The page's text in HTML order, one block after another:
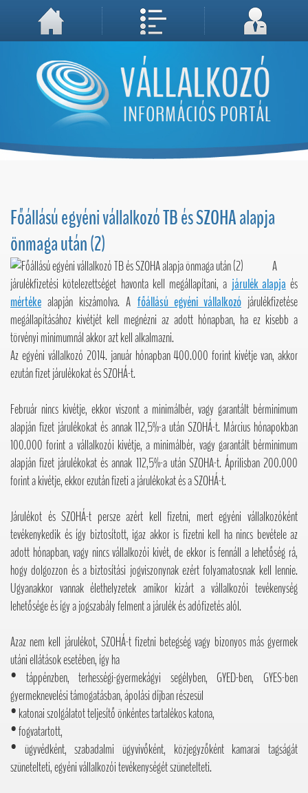
A weboldal használatával Ön elfogadja, hogy Cookie-kat (sütiket) tároljunk számítógépén. A sütik a weboldal megfelelő működéséhez
Megértettem, folytatás...
Főállású egyéni vállalkozó TB és SZOHA alapja
önmaga után (2)
A
járulékfizetési kötelezettséget havonta kell megállapítani, a járulék alapja és
mértéke alapján kiszámolva. A főállású egyéni vállalkozójárulékfizetése
megállapításához kivétjét kell megnézni az adott hónapban, ha ez kisebb a
törvényi minimumnál akkor azt kell alkalmazni.
Az egyéni vállalkozó 2014. január hónapban 400.000 forint kivétje van, akkor
ezután fizet járulékokat és SZOHÁ-t.
Február nincs kivétje, ekkor viszont a minimálbér, vagy garantált bérminimum
alapján fizet járulékokat és annak 112,5%-a után SZOHÁ-t. Március hónapokban
100.000 forint a vállalkozói kivétje, a minimálbér, vagy garantált bérminimum
alapján fizet járulékokat és annak 112,5%-a után SZOHA-t. Áprilisban 200.000
forint a kivétje, ekkor ezután fizeti a járulékokat és a SZOHÁ-t.
Járulékot és SZOHÁ-t persze azért kell fizetni, mert egyéni vállalkozóként
tevékenykedik és így biztosított, igaz akkor is fizetni kell ha nincs bevétele az
adott hónapban, vagy nincs vállalkozói kivét, de ekkor is fennáll a lehetőség rá,
hogy dolgozzon és a biztosítási jogviszonynak ezért folyamatosnak kell lennie.
Ugyanakkor vannak élethelyzetek amikor kizárt a vállalkozói tevékenység
lehetősége és így a jogszabály felment a járulék és adófizetés alól.
Azaz nem kell járulékot, SZOHÁ-t fizetni betegség vagy bizonyos más gyermek
utáni ellátások esetében, így ha
• táppénzben, terhességi-gyermekágyi segélyben, GYED-ben, GYES-ben
gyermeknevelési támogatásban, ápolási díjban részesül
• katonai szolgálatot teljesítő önkéntes tartalékos katona,
• fogvatartott,
• ügyvédként, szabadalmi ügyvivőként, közjegyzőként kamarai tagságát
szünetelteti, egyéni vállalkozói tevékenységét szünetelteti.